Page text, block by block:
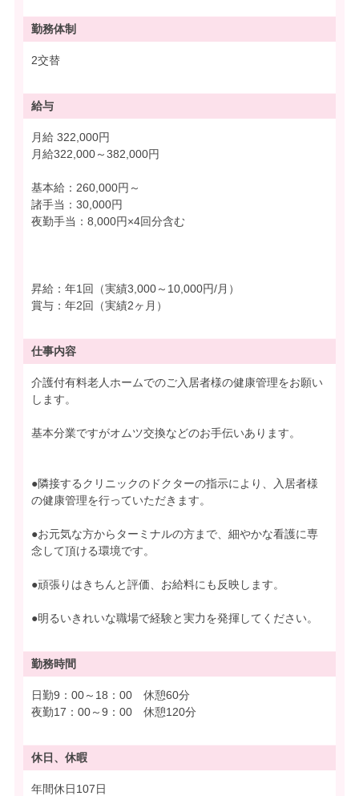
勤務体制
2交替
給与
月給 322,000円
月給322,000～382,000円
基本給：260,000円～
諸手当：30,000円
夜勤手当：8,000円×4回分含む
昇給：年1回（実績3,000～10,000円/月）
賞与：年2回（実績2ヶ月）
仕事内容
介護付有料老人ホームでのご入居者様の健康管理をお願い
します。
基本分業ですがオムツ交換などのお手伝いあります。
●隣接するクリニックのドクターの指示により、入居者様
の健康管理を行っていただきます。
●お元気な方からターミナルの方まで、細やかな看護に専
念して頂ける環境です。
●頑張りはきちんと評価、お給料にも反映します。
●明るいきれいな職場で経験と実力を発揮してください。
勤務時間
日勤9：00～18：00 休憩60分
夜勤17：00～9：00 休憩120分
休日、休暇
年間休日107日